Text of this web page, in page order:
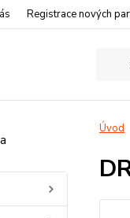
Registrace nových
Úvod